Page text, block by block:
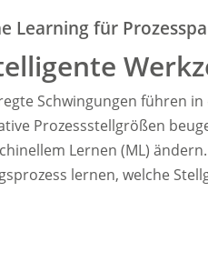
Learning für
Schwingungen führen
Prozessstellgrößen
Lernen (ML)
lernen, welche